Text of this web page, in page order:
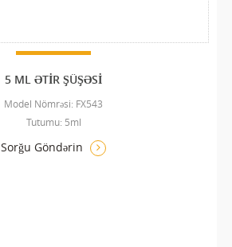
5 ML ƏTIR ŞÜŞƏSI
Model Nömrəsi: FX543
Tutumu: 5ml
Sorğu Göndərin